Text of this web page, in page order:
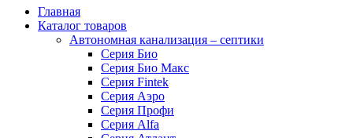
Главная
Каталог товаров
Автономная канализация – септики
Серия Био
Серия Био Макс
Серия Fintek
Серия Аэро
Серия Профи
Серия Alfa